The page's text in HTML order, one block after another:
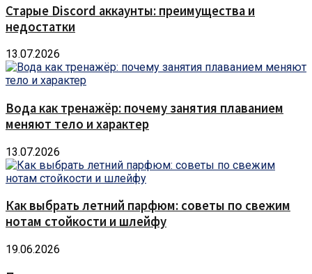
Старые Discord аккаунты: преимущества и
недостатки
13.07.2026
Вода как тренажёр: почему занятия плаванием
меняют тело и характер
13.07.2026
Как выбрать летний парфюм: советы по свежим
нотам стойкости и шлейфу
19.06.2026